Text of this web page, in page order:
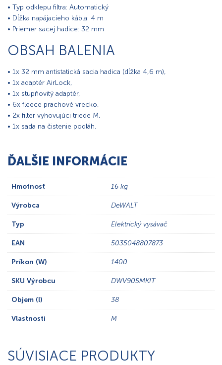
• Typ odklepu filtra: Automatický
• Dĺžka napájacieho kábla: 4 m
• Priemer sacej hadice: 32 mm
OBSAH BALENIA
• 1x 32 mm antistatická sacia hadica (dĺžka 4,6 m),
• 1x adaptér AirLock,
• 1x stupňovitý adaptér,
• 6x fleece prachové vrecko,
• 2x filter vyhovujúci triede M,
• 1x sada na čistenie podláh.
ĎALŠIE INFORMÁCIE
Hmotnosť 16 kg
Výrobca DeWALT
Typ Elektrický vysávač
EAN 5035048807873
Príkon (W) 1400
SKU Výrobcu DWV905MKIT
Objem (l) 38
Vlastnosti M
SÚVISIACE PRODUKTY